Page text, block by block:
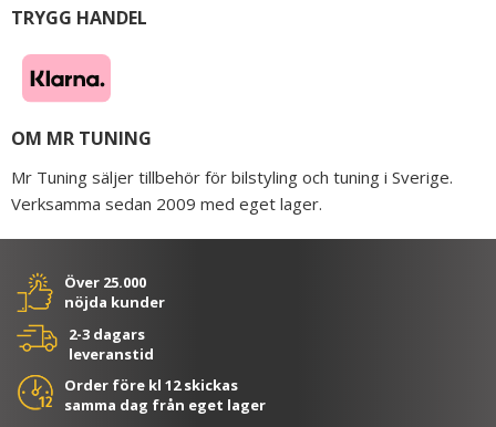
TRYGG HANDEL
OM MR TUNING
Mr Tuning säljer tillbehör för bilstyling och tuning i Sverige.
Verksamma sedan 2009 med eget lager.
Över 25.000
nöjda kunder
2-3 dagars
leveranstid
Order före kl 12 skickas
samma dag från eget lager